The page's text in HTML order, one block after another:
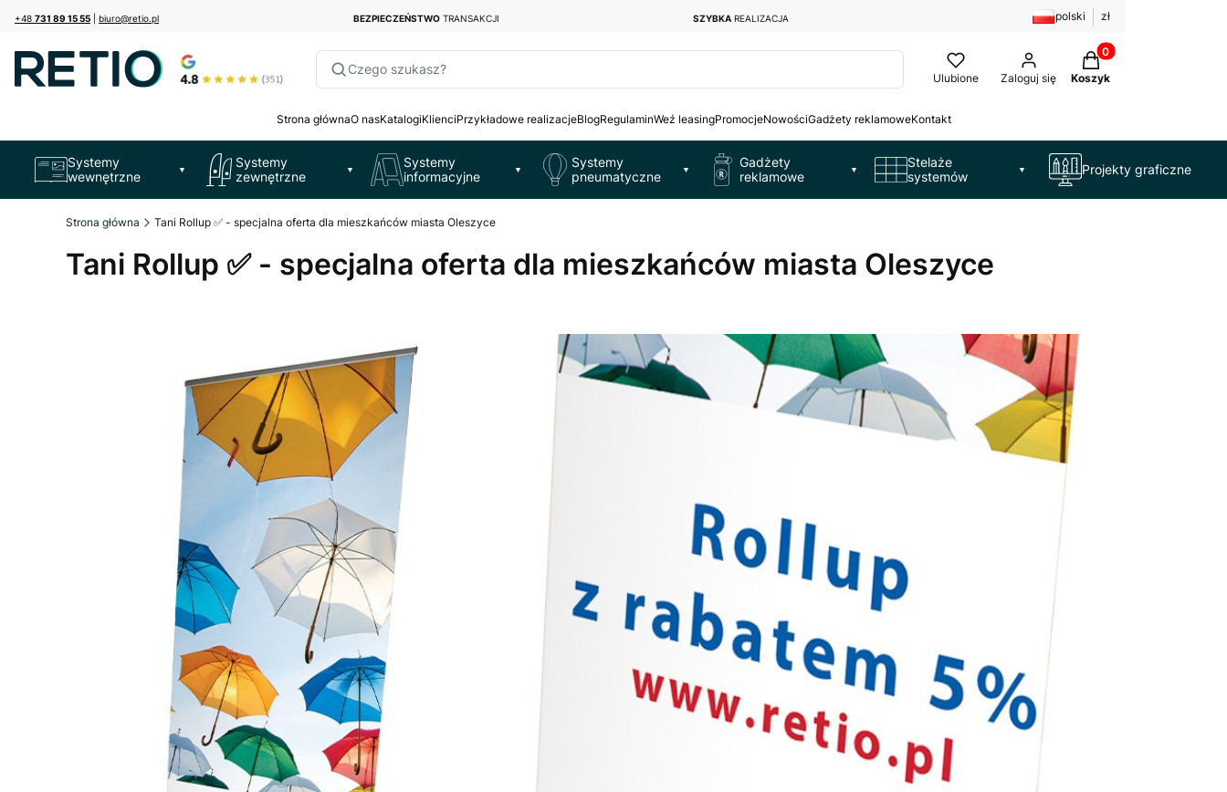
+48 731 89 15 55 biuro@retio.pl BEZPIECZEŃSTWO TRANSAKCJI SZYBKAREALIZACJA polski zł
Czego szukasz?
Ulubione Zaloguj się
Produkty w koszyku:
Koszyk
Strona głównaO nasKatalogiKlienciPrzykładowe realizacjeBlogRegulaminWeź leasingPromocjeNowościGadżety reklamoweKontakt
Systemy
wewnętrzne
▼
Systemy
zewnętrzne
▼
Systemy
informacyjne
▼
Systemy
pneumatyczne
▼
Gadżety
reklamowe
▼
Stelaże
systemów
▼ Projekty graficzne
Strona główna Tani Rollup ✅ - specjalna oferta dla mieszkańców miasta Oleszyce
Tani Rollup ✅ - specjalna oferta dla mieszkańców miasta Oleszyce